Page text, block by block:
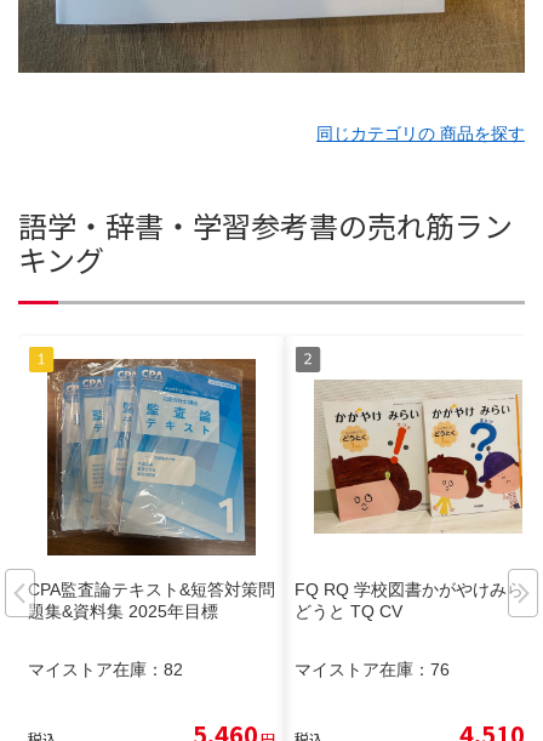
同じカテゴリの 商品を探す
語学・辞書・学習参考書の売れ筋ラン
キング
CPA監査論テキスト&短答対策問
題集&資料集 2025年目標
マイストア在庫： 82
FQ RQ 学校図書かがやけみらい
どうと TQ CV
マイストア在庫： 76